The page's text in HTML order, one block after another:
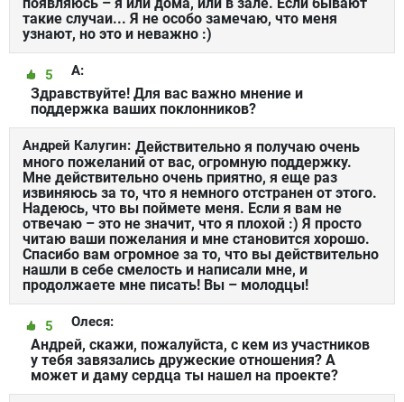
такие случаи... Я не особо замечаю, что меня
узнают, но это и неважно :)
А:
5
Здравствуйте! Для вас важно мнение и
поддержка ваших поклонников?
Андрей Калугин: Действительно я получаю очень
много пожеланий от вас, огромную поддержку.
Мне действительно очень приятно, я еще раз
извиняюсь за то, что я немного отстранен от этого.
Надеюсь, что вы поймете меня. Если я вам не
отвечаю – это не значит, что я плохой :) Я просто
читаю ваши пожелания и мне становится хорошо.
Спасибо вам огромное за то, что вы действительно
нашли в себе смелость и написали мне, и
продолжаете мне писать! Вы – молодцы!
Олеся:
5
Андрей, скажи, пожалуйста, с кем из участников
у тебя завязались дружеские отношения? А
может и даму сердца ты нашел на проекте?